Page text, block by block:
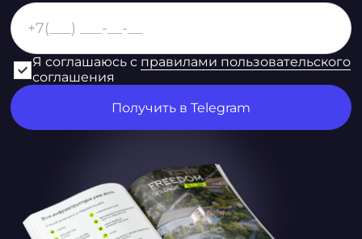
Я соглашаюсь с правилами пользовательского
соглашения